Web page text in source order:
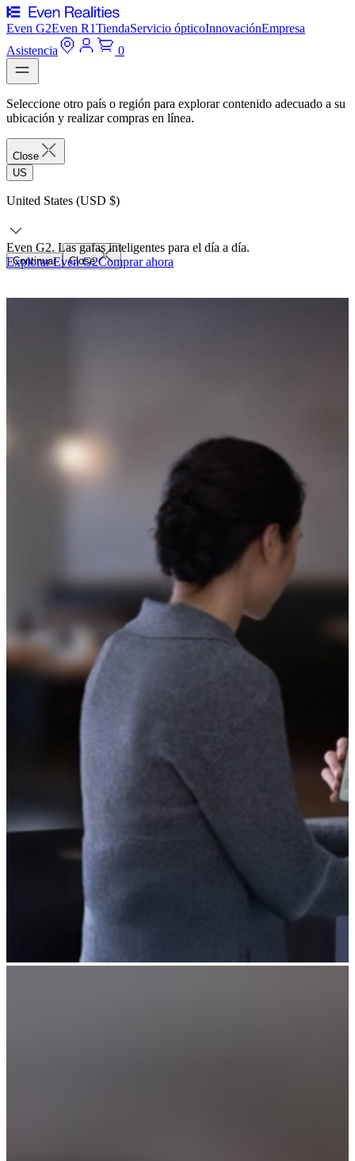
Even G2Even R1TiendaServicio ópticoInnovaciónEmpresa
Asistencia
0
Seleccione otro país o región para explorar contenido adecuado a su
ubicación y realizar compras en línea.
Close
US
United States (USD $)
Continuar Close
Even G2. Las gafas inteligentes para el día a día.
Explorar Even G2Comprar ahora